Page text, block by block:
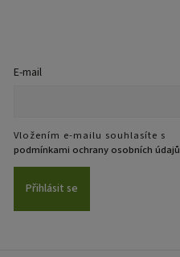
E-mail
Vložením e-mailu souhlasíte s
podmínkami ochrany osobních údajů
Přihlásit se